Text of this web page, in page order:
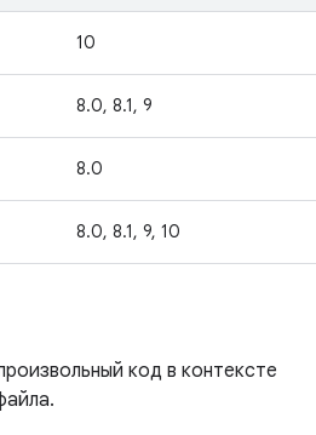
10
8.0, 8.1, 9
8.0
8.0, 8.1, 9, 10
код в контексте